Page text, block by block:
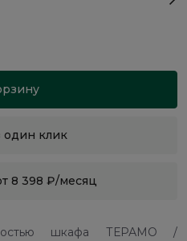
один клик
8 398 ₽/месяц
шкафа ТЕРАМО /